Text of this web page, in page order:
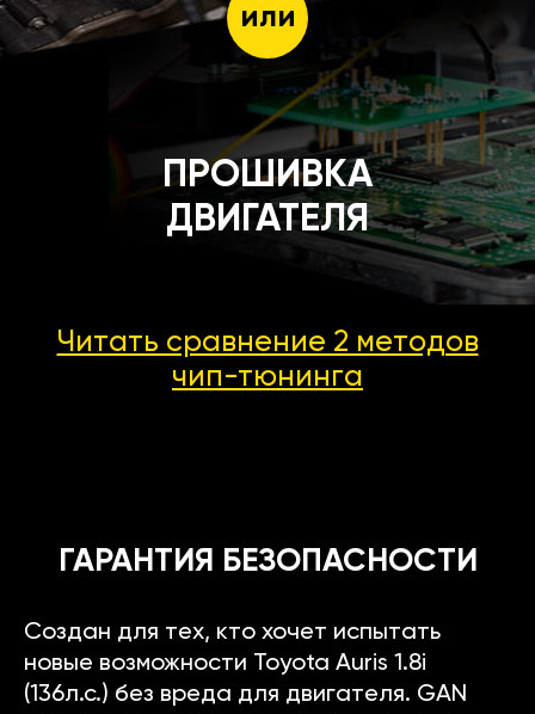
или
ПРОШИВКА
ДВИГАТЕЛЯ
Читать сравнение 2 методов
чип-тюнинга
ГАРАНТИЯ БЕЗОПАСНОСТИ
Создан для тех, кто хочет испытать
новые возможности Toyota Auris 1.8i
(136л.с.) без вреда для двигателя. GAN